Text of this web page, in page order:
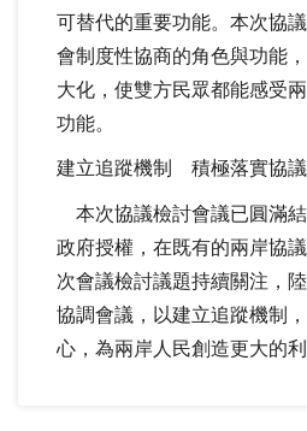
可替代的重要功能。本次協
會制度性協商的角色與功能
大化，使雙方民眾都能感受
功能。
建立追蹤機制 積極落實協議
本次協議檢討會議已圓滿
政府授權，在既有的兩岸協
次會議檢討議題持續關注，
協調會議，以建立追蹤機制
心，為兩岸人民創造更大的利